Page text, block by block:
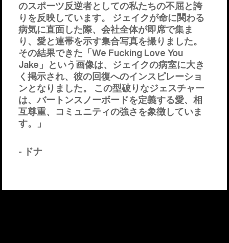
のスポーツ反逆者としての私たちの不屈と誇
りを反映しています。 ジェイクが命に関わる
病気に直面した際、会社全体が即席で集ま
り、愛と連帯を示す集合写真を撮りました。
その結果できた「We Fucking Love You
Jake」という画像は、ジェイクの病室に大き
く掲示され、彼の回復へのインスピレーショ
ンとなりました。 この型破りなジェスチャー
は、バートンスノーボードを定義する愛、相
互尊重、コミュニティの強さを象徴していま
す。」
- ドナ